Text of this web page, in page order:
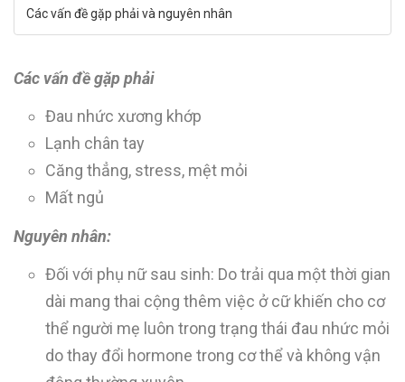
Các vấn đề gặp phải và nguyên nhân
Các vấn đề gặp phải
Đau nhức xương khớp
Lạnh chân tay
Căng thẳng, stress, mệt mỏi
Mất ngủ
Nguyên nhân:
Đối với phụ nữ sau sinh: Do trải qua một thời gian
dài mang thai cộng thêm việc ở cữ khiến cho cơ
thể người mẹ luôn trong trạng thái đau nhức mỏi
do thay đổi hormone trong cơ thể và không vận